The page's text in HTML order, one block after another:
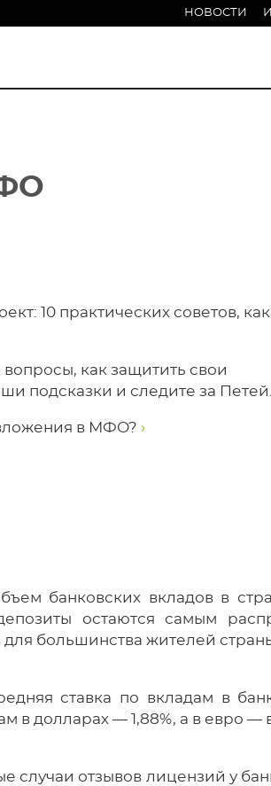
НОВОСТИ
10 практических советов, как
как защитить свои
подсказки и следите за Петей.
в МФО? ›
банковских вкладов в
остаются самым
большинства жителей
ставка по вкладам в
в долларах — 1,88%, а в евро —
случаи отзывов лицензий у